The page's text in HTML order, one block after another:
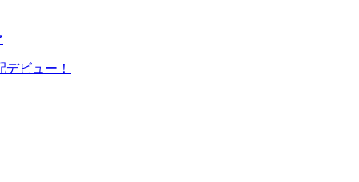
ビュー！